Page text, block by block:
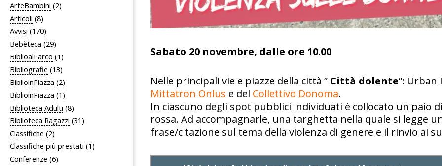
ArteBambini (2)
Articoli (8)
Avvisi (170)
Bebèteca (29)
BiblioalParco (1)
Bibliografie (13)
BiblioinPiazza (2)
BiblioinPiazza (1)
Biblioteca Adulti (8)
Biblioteca Ragazzi (31)
Classifiche (2)
Classifiche più prestati (1)
Conferenze (6)
Sabato 20 novembre, dalle ore 10.00
Nelle principali vie e piazze della città ” Città dolente“: Urban
Mittatron Onlus e del Collettivo Donoma.
In ciascuno degli spot pubblici individuati è collocato un paio
rossa. Ad accompagnarle, una targhetta nella quale si legge
frase/citazione sul tema della violenza di genere e il rinvio ai